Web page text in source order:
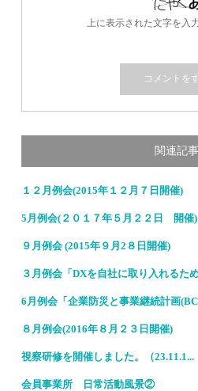
上に表示された文字を入
関連記事
１２月例会(2015年１２月７日開催)
5月例会(２０１７年５月２２日 開催)
９月例会 (2015年９月2８日開催)
３月例会「DXを自社に取り入れるた
6月例会「企業防災と事業継続計画
８月例会(2016年８月２３日開催)
視察研修を開催しました。（23.11.1...
会員事業所 日常活動風景②